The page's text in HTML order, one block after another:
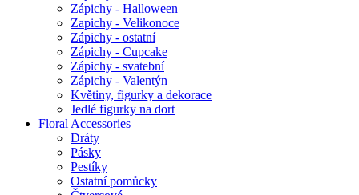
Zápichy - Halloween
Zapichy - Velikonoce
Zápichy - ostatní
Zápichy - Cupcake
Zápichy - svatební
Zápichy - Valentýn
Květiny, figurky a dekorace
Jedlé figurky na dort
Floral Accessories
Dráty
Pásky
Pestíky
Ostatní pomůcky